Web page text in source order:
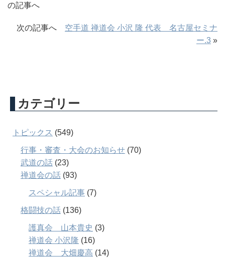
の記事へ
次の記事へ 空手道 禅道会 小沢 隆 代表 名古屋セミナ
ー.3 »
カテゴリー
トピックス (549)
行事・審査・大会のお知らせ (70)
武道の話 (23)
禅道会の話 (93)
スペシャル記事 (7)
格闘技の話 (136)
護真会 山本貴史 (3)
禅道会 小沢隆 (16)
禅道会 大畑慶高 (14)